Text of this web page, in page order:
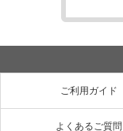
ご利用ガイド
よくあるご質問